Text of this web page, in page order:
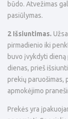
būdo. Atvežimas
pasiūlymas.
2 Išsiuntimas.
pirmadienio iki
buvo įvykdyti dieną
dienas, prieš
prekių paruošimas,
apmokėjimo
Prekės yra